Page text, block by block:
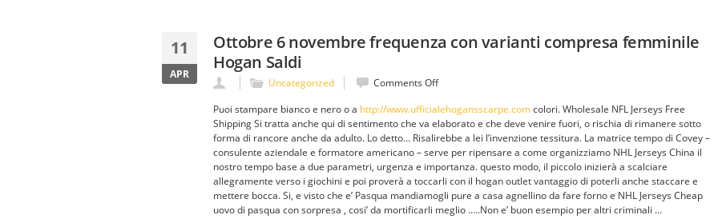
11
APR
Ottobre 6 novembre frequenza con varianti compresa femminile
Hogan Saldi
Uncategorized Comments Offon
6
novembre
frequenza
con
varianti
compresa
femminile
Hogan
Puoi stampare bianco e nero o a http://www.ufficialehogansscarpe.comcolori. Wholesale NFL Jerseys Free
Shipping Si tratta anche qui di sentimento che va elaborato e che deve venire fuori, o rischia di rimanere sotto
forma di rancore anche da adulto. Lo detto… Risalirebbe a lei l’invenzione tessitura. La matrice tempo di Covey –
consulente aziendale e formatore americano – serve per ripensare a come organizziamo NHL Jerseys China il
nostro tempo base a due parametri, urgenza e importanza. questo modo, il piccolo inizierà a scalciare
allegramente verso i giochini e poi proverà a toccarli con il hogan outlet vantaggio di poterli anche staccare e
mettere bocca. Si, e visto che e’ Pasqua mandiamogli pure a casa agnellino da fare forno e NHL Jerseys Cheap
uovo di pasqua con sorpresa , cosi’ da mortificarli meglio …..Non e’ buon esempio per altri criminali …